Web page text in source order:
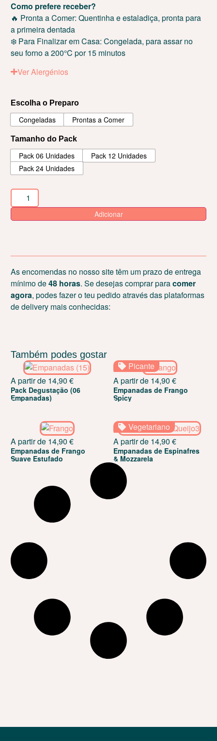
Como prefere receber?
🔥 Pronta a Comer: Quentinha e estaladiça, pronta para
a primeira dentada
❄️ Para Finalizar em Casa: Congelada, para assar no
seu forno a 200°C por 15 minutos
Ver Alergénios
Escolha o Preparo
Congeladas Prontas a Comer
Tamanho do Pack
Pack 06 Unidades
Pack 12 Unidades
Pack 24 Unidades
Adicionar
As encomendas no nosso site têm um prazo de entrega
mínimo de48 horas. Se desejas comprar paracomer
agora, podes fazer o teu pedido através das plataformas
de delivery mais conhecidas:
Também podes gostar
A partir de 14,90€
Pack Degustação (06
Empanadas)
Picante
A partir de 14,90 €
Empanadas de Frango
Spicy
A partir de 14,90€
Empanadas de Frango
Suave Estufado
Vegetariano
A partir de 14,90 €
Empanadas de Espinafres
& Mozzarela